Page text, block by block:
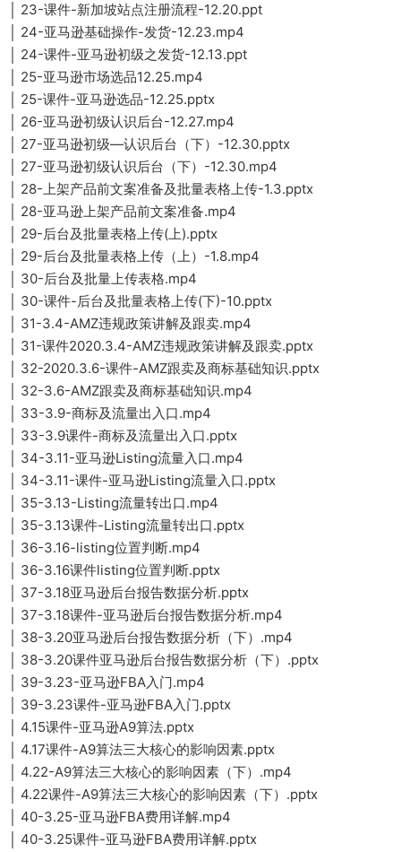
│ 23-课件-新加坡站点注册流程-12.20.ppt
│ 24-亚马逊基础操作-发货-12.23.mp4
│ 24-课件-亚马逊初级之发货-12.13.ppt
│ 25-亚马逊市场选品12.25.mp4
│ 25-课件-亚马逊选品-12.25.pptx
│ 26-亚马逊初级认识后台-12.27.mp4
│ 27-亚马逊初级—认识后台（下）-12.30.pptx
│ 27-亚马逊初级认识后台（下）-12.30.mp4
│ 28-上架产品前文案准备及批量表格上传-1.3.pptx
│ 28-亚马逊上架产品前文案准备.mp4
│ 29-后台及批量表格上传(上).pptx
│ 29-后台及批量表格上传（上）-1.8.mp4
│ 30-后台及批量上传表格.mp4
│ 30-课件-后台及批量表格上传(下)-10.pptx
│ 31-3.4-AMZ违规政策讲解及跟卖.mp4
│ 31-课件2020.3.4-AMZ违规政策讲解及跟卖.pptx
│ 32-2020.3.6-课件-AMZ跟卖及商标基础知识.pptx
│ 32-3.6-AMZ跟卖及商标基础知识.mp4
│ 33-3.9-商标及流量出入口.mp4
│ 33-3.9课件-商标及流量出入口.pptx
│ 34-3.11-亚马逊Listing流量入口.mp4
│ 34-3.11-课件-亚马逊Listing流量入口.pptx
│ 35-3.13-Listing流量转出口.mp4
│ 35-3.13课件-Listing流量转出口.pptx
│ 36-3.16-listing位置判断.mp4
│ 36-3.16课件listing位置判断.pptx
│ 37-3.18亚马逊后台报告数据分析.pptx
│ 37-3.18课件-亚马逊后台报告数据分析.mp4
│ 38-3.20亚马逊后台报告数据分析（下）.mp4
│ 38-3.20课件亚马逊后台报告数据分析（下）.pptx
│ 39-3.23-亚马逊FBA入门.mp4
│ 39-3.23课件-亚马逊FBA入门.pptx
│ 4.15课件-亚马逊A9算法.pptx
│ 4.17课件-A9算法三大核心的影响因素.pptx
│ 4.22-A9算法三大核心的影响因素（下）.mp4
│ 4.22课件-A9算法三大核心的影响因素（下）.pptx
│ 40-3.25-亚马逊FBA费用详解.mp4
│ 40-3.25课件-亚马逊FBA费用详解.pptx